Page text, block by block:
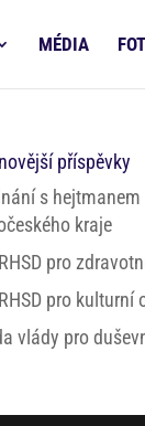
MÉDIA
příspěvky
s hejtmanem
kraje
pro
pro kulturní
vlády pro